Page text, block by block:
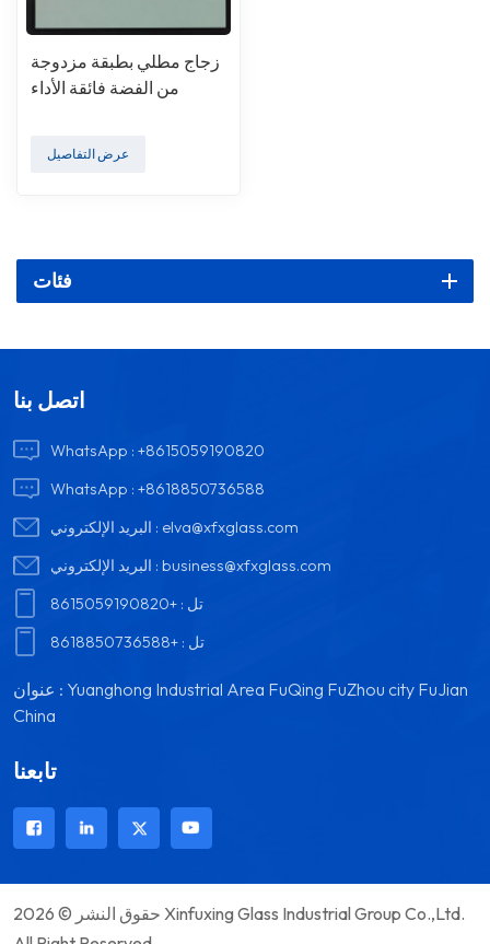
زجاج مطلي بطبقة مزدوجة
من الفضة فائقة الأداء
عرض التفاصيل
فئات
اتصل بنا
WhatsApp :+8615059190820
WhatsApp :+8618850736588
البريد الإلكتروني : elva@xfxglass.com
البريد الإلكتروني :business@xfxglass.com
تل : +8615059190820
تل : +8618850736588
عنوان : Yuanghong Industrial Area FuQing FuZhou city FuJian
China
تابعنا
حقوق النشر © 2026 Xinfuxing Glass Industrial Group Co.,Ltd.